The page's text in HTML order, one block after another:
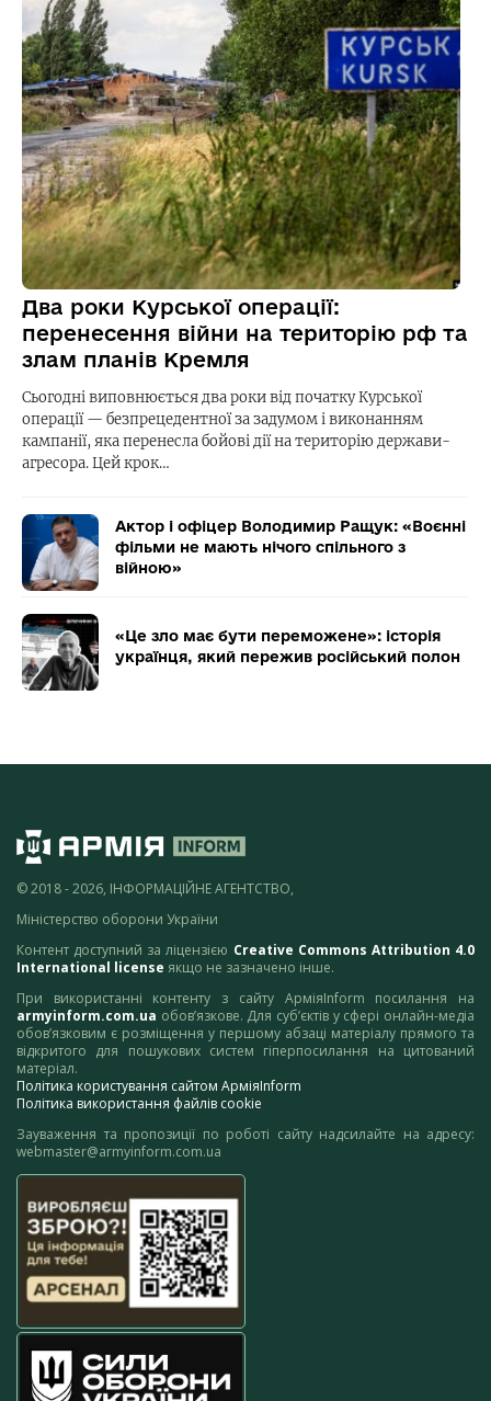
Два роки Курської операції:
перенесення війни на територію рф та
злам планів Кремля
Сьогодні виповнюється два роки від початку Курської
операції — безпрецедентної за задумом і виконанням
кампанії, яка перенесла бойові дії на територію держави-
агресора. Цей крок…
Актор і офіцер Володимир Ращук: «Воєнні
фільми не мають нічого спільного з
війною»
«Це зло має бути переможене»: історія
українця, який пережив російський полон
© 2018 - 2026, ІНФОРМАЦІЙНЕ АГЕНТСТВО,
Міністерство оборони України
Контент доступний за ліцензією Creative Commons Attribution 4.0
International license якщо не зазначено інше.
При використанні контенту з сайту АрміяInform посилання на
armyinform.com.ua обов’язкове. Для суб’єктів у сфері онлайн-медіа
обов’язковим є розміщення у першому абзаці матеріалу прямого та
відкритого для пошукових систем гіперпосилання на цитований
матеріал.
Політика користування сайтом АрміяInform
Політика використання файлів cookie
Зауваження та пропозиції по роботі сайту надсилайте на адресу:
webmaster@armyinform.com.ua